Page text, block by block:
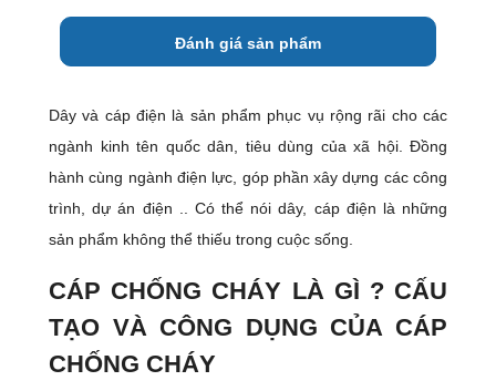
Đánh giá sản phẩm
Dây và cáp điện là sản phẩm phục vụ rộng rãi cho các
ngành kinh tên quốc dân, tiêu dùng của xã hội. Đồng
hành cùng ngành điện lực, góp phần xây dựng các công
trình, dự án điện .. Có thể nói dây, cáp điện là những
sản phẩm không thể thiếu trong cuộc sống.
CÁP CHỐNG CHÁY LÀ GÌ ? CẤU
TẠO VÀ CÔNG DỤNG CỦA CÁP
CHỐNG CHÁY